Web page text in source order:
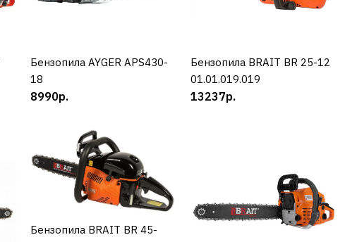
19990р.
КУПИТЬ
КУПИТЬ
Бензопила AYGER APS430-
18
8990р.
КУПИТЬ
Бензопила BRAIT BR 25-12
01.01.019.019
13237р.
КУПИТЬ
Бензопила BRAIT BR 45-